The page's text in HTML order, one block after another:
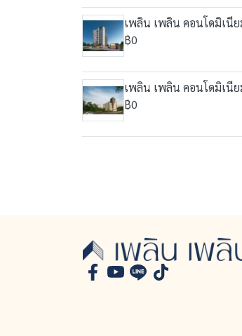
เพลิน เพลิน คอนโดมิเนี
฿0
เพลิน เพลิน คอนโดมิเนี
฿0